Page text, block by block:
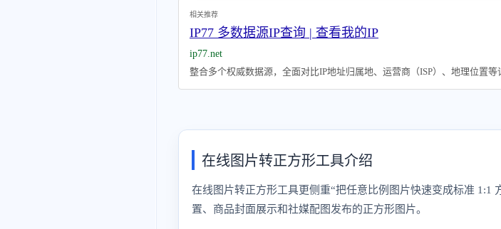
相关推荐
IP77 多数据源IP查询 | 查看我的IP
ip77.net
整合多个权威数据源，全面对比IP地址归属地、运营商（ISP）、地理位置等
在线图片转正方形工具介绍
在线图片转正方形工具更侧重“把任意比例图片快速变成标准
置、商品封面展示和社媒配图发布的正方形图片。